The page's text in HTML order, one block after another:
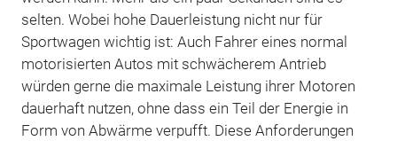
selten. Wobei hohe Dauerleistung nicht nur für
Sportwagen wichtig ist: Auch Fahrer eines normal
motorisierten Autos mit schwächerem Antrieb
würden gerne die maximale Leistung ihrer Motoren
dauerhaft nutzen, ohne dass ein Teil der Energie in
Form von Abwärme verpufft. Diese Anforderungen